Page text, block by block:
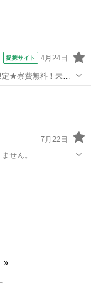
提携サイト 4月24日
★寮費無料！未経
で働きたい方オス
カー通勤OK！ワン
7月22日
せん。